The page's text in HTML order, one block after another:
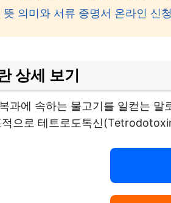
뜻 의미와 서류 증명서 온라인 신
상세 보기
과에 속하는 물고기를 일컫는
으로 테트로도톡신